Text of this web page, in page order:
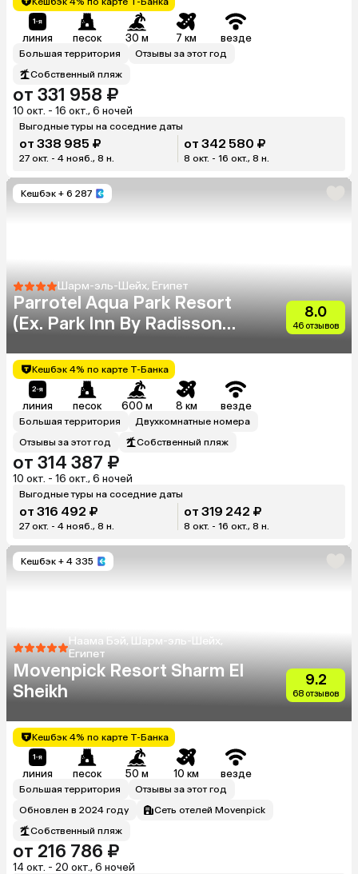
линия песок 30 м 7 км везде
Большая территория
Отзывы за этот год
Собственный пляж
от 331 958 ₽
10 окт. - 16 окт., 6 ночей
Выгодные туры на соседние даты
от 338 985 ₽
27 окт. - 4 нояб., 8 н.
от 342 580 ₽
8 окт. - 16 окт., 8 н.
Кешбэк + 6 287
Шарм-эль-Шейх, Египет
Parrotel Aqua Park Resort
(Ex. Park Inn By Radisson
8.0
46 отзывов
Кешбэк 4% по карте Т-Банка
линия песок 600 м 8 км везде
Большая территория
Двухкомнатные номера
Отзывы за этот год
Собственный пляж
от 314 387 ₽
10 окт. - 16 окт., 6 ночей
Выгодные туры на соседние даты
от 316 492 ₽
27 окт. - 4 нояб., 8 н.
от 319 242 ₽
8 окт. - 16 окт., 8 н.
Кешбэк + 4 335
Наама Бэй, Шарм-эль-Шейх,
Египет
Movenpick Resort Sharm El
Sheikh
9.2
68 отзывов
Кешбэк 4% по карте Т-Банка
линия песок 50 м 10 км везде
Большая территория
Отзывы за этот год
Обновлен в 2024 году
Сеть отелей Movenpick
Собственный пляж
от 216 786 ₽
14 окт. - 20 окт., 6 ночей